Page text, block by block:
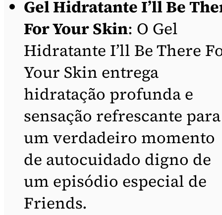
Gel Hidratante I’ll Be
For Your Skin: O Gel
Hidratante I’ll Be There
Your Skin entrega
hidratação profunda e
sensação refrescante para
um verdadeiro momento
de autocuidado digno de
um episódio especial de
Friends.